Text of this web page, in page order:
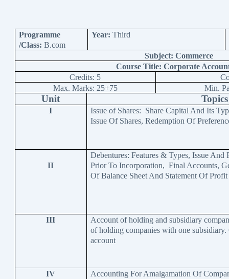
Programme
/Class: B.com
Year: Third
Subject: Commerce
Course Title: Corporate
Credits: 5
Max. Marks: 25+75
Min.
Unit Topics
I
Issue of Shares: Share Capital And Its
Issue Of Shares, Redemption Of
II
Debentures: Features & Types, Issue
Prior To Incorporation, Final Accounts,
Of Balance Sheet And Statement Of
III
Account of holding and subsidiary
of holding companies with one
account
IV
Accounting For Amalgamation Of